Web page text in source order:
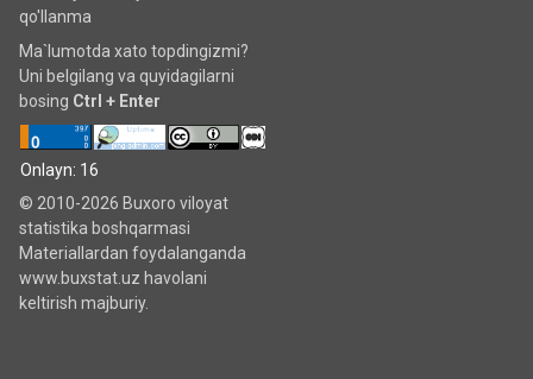
qo'llanma
Ma`lumotda xato topdingizmi?
Uni belgilang va quyidagilarni
bosing Ctrl + Enter
Onlayn: 16
© 2010-2026 Buxoro viloyat
statistika boshqarmasi
Materiallardan foydalanganda
www.buxstat.uz havolani
keltirish majburiy.